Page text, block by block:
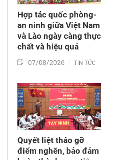
Hợp tác quốc phòng-
an ninh giữa Việt Nam
và Lào ngày càng thực
chất và hiệu quả
07/08/2026 TIN TỨC
Quyết liệt tháo gỡ
điểm nghẽn, bảo đảm